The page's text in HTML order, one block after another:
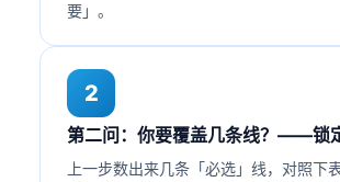
要」。
2
第二问：你要覆盖几条线？——锁
上一步数出来几条「必选」线，对照下